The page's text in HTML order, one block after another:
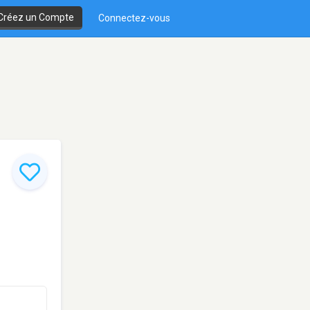
un Compte Connectez-vous